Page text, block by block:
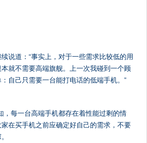
说道：“事实上，对于一些需求比较低的用
就不需要高端旗舰。上一次我碰到一个顾
自己只需要一台能打电话的低端手机。”
，每一台高端手机都存在着性能过剩的情
在买手机之前应确定好自己的需求，不要